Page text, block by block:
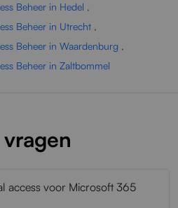
Beheer in Hedel ,
Beheer in Utrecht ,
Beheer in Waardenburg ,
Beheer in Zaltbommel
access voor Microsoft 365